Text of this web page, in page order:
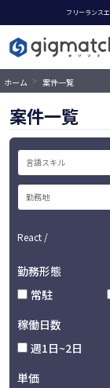
フリーランス
ホーム > 案件一覧
案件一覧
React /
勤務形態
常駐
稼働日数
週1日~2日
単価